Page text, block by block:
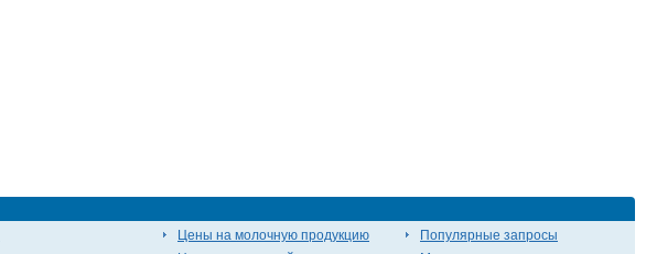
Цены на молочную продукцию
Популярные запросы